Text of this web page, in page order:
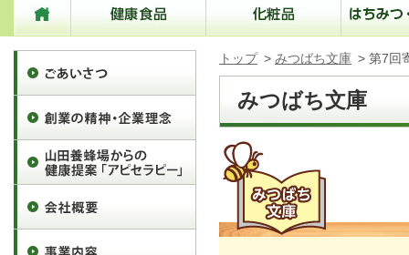
トップ > みつばち文庫 > 第7回
みつばち文庫